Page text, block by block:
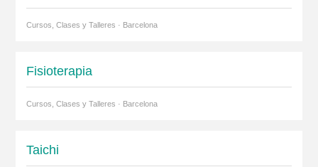
Cursos, Clases y Talleres · Barcelona
Fisioterapia
Cursos, Clases y Talleres · Barcelona
Taichi